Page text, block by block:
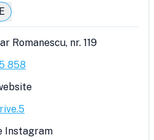
Romanescu, nr. 119
858
Instagram